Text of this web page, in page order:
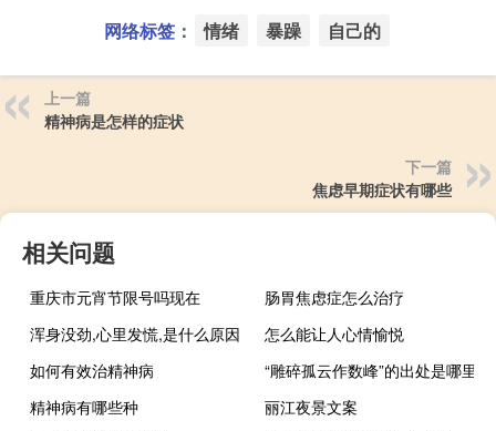
网络标签： 情绪 暴躁 自己的
上一篇
精神病是怎样的症状
下一篇
焦虑早期症状有哪些
相关问题
重庆市元宵节限号吗现在
肠胃焦虑症怎么治疗
浑身没劲,心里发慌,是什么原因
怎么能让人心情愉悦
如何有效治精神病
“雕碎孤云作数峰”的出处是哪里
精神病有哪些种
丽江夜景文案